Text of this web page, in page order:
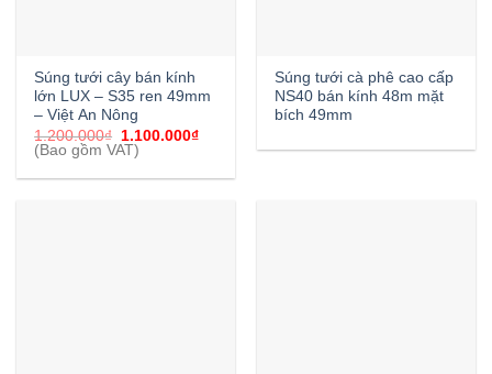
Súng tưới cây bán kính
lớn LUX – S35 ren 49mm
– Việt An Nông
1.200.000₫ Giá
gốc
là:
1.200.000₫.
1.100.000₫Giá
là:
(Bao gồm VAT)
Súng tưới cà phê cao cấp
NS40 bán kính 48m mặt
bích 49mm